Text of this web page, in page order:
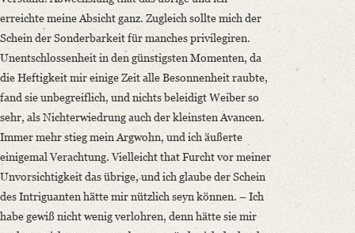
erreichte meine Absicht ganz. Zugleich sollte mich der
Schein der Sonderbarkeit für manches privilegiren.
Unentschlossenheit in den günstigsten Momenten, da
die Heftigkeit mir einige Zeit alle Besonnenheit raubte,
fand sie unbegreiflich, und nichts beleidigt Weiber so
sehr, als Nichterwiedrung auch der kleinsten Avancen.
Immer mehr stieg mein Argwohn, und ich äußerte
einigemal Verachtung. Vielleicht that Furcht vor meiner
Unvorsichtigkeit das übrige, und ich glaube der Schein
des Intriguanten hätte mir nützlich seyn können. – Ich
habe gewiß nicht wenig verlohren, denn hätte sie mir